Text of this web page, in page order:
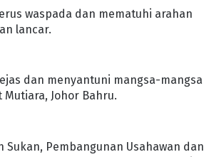
waspada dan mematuhi arahan
lancar.
dan menyantuni mangsa-mangsa
Johor Bahru.
Sukan, Pembangunan Usahawan dan